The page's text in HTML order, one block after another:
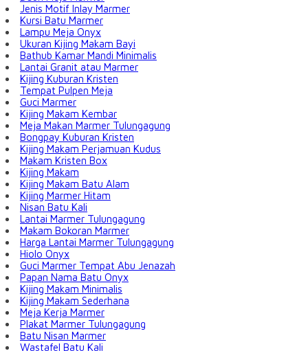
Jenis Motif Inlay Marmer
Kursi Batu Marmer
Lampu Meja Onyx
Ukuran Kijing Makam Bayi
Bathub Kamar Mandi Minimalis
Lantai Granit atau Marmer
Kijing Kuburan Kristen
Tempat Pulpen Meja
Guci Marmer
Kijing Makam Kembar
Meja Makan Marmer Tulungagung
Bongpay Kuburan Kristen
Kijing Makam Perjamuan Kudus
Makam Kristen Box
Kijing Makam
Kijing Makam Batu Alam
Kijing Marmer Hitam
Nisan Batu Kali
Lantai Marmer Tulungagung
Makam Bokoran Marmer
Harga Lantai Marmer Tulungagung
Hiolo Onyx
Guci Marmer Tempat Abu Jenazah
Papan Nama Batu Onyx
Kijing Makam Minimalis
Kijing Makam Sederhana
Meja Kerja Marmer
Plakat Marmer Tulungagung
Batu Nisan Marmer
Wastafel Batu Kali